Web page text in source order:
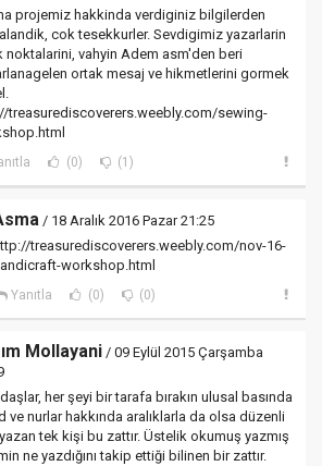
projemiz hakkinda verdiginiz bilgilerden
cok tesekkurler. Sevdigimiz yazarlarin
noktalarini, vahyin Adem asm'den beri
ortak mesaj ve hikmetlerini gormek
treasurediscoverers.weebly.com/sewing-
(0) (1)
/ 18 Aralık 2016 Pazar 21:25
treasurediscoverers.weebly.com/nov-16-
workshop.html
Yanıtla (0) (0)
Mollayani / 09 Eylül 2015 Çarşamba
her şeyi bir tarafa bırakın ulusal basında
ve nurlar hakkında aralıklarla da olsa düzenli
tek kişi bu zattır. Üstelik okumuş yazmış
ne yazdığını takip ettiği bilinen bir zattır.